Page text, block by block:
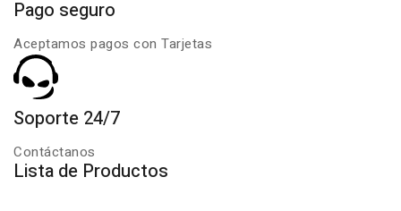
Pago seguro
Aceptamos pagos con Tarjetas
Soporte 24/7
Contáctanos
Lista de Productos